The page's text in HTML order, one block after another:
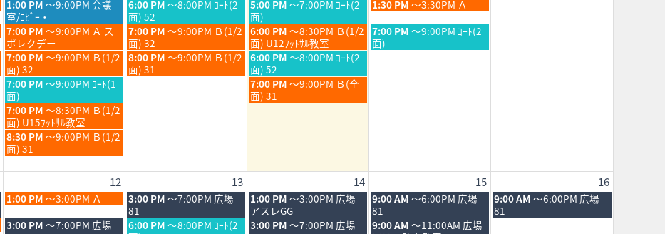
5th
2026
6th
2026
7th
2026
8th
2026
8
月
5th
2026
8
月
6th
2026
8
月
7th
2026
8
月
8th
2026
水
曜
日,
8
月
5th
2026
1:00 PM ～9:00PM 会議
室/ﾛﾋﾞｰ・
木
曜
日,
8
月
6th
2026
6:00 PM ～8:00PM ｺｰﾄ(2
面) 52
金
曜
日,
8
月
7th
2026
5:00 PM ～7:00PM ｺｰﾄ(2
面)
土
曜
日,
8
月
1:30 PM ～3:30PM Ａ
水
曜
日,
8
月
5th
2026
7:00 PM ～9:00PM Ａ ス
ポレクデー
木
曜
日,
8
月
7:00 PM ～9:00PM Ｂ(1/2
面) 32
金
曜
日,
8
月
7th
2026
6:00 PM ～8:30PM Ｂ(1/2
面) U12ﾌｯﾄｻﾙ教室
土
曜
日,
7:00 PM ～9:00PM ｺｰﾄ(2
面)
水
曜
日,
8
月
5th
2026
7:00 PM ～9:00PM Ｂ(1/2
面) 32
木
曜
日,
8:00 PM ～9:00PM Ｂ(1/2
面) 31
金
曜
日,
8
月
6:00 PM ～8:00PM ｺｰﾄ(2
面) 52
水
曜
日,
8
月
5th
2026
7:00 PM ～9:00PM ｺｰﾄ(1
面)
金
曜
日,
7:00 PM ～9:00PM Ｂ(全
面) 31
水
曜
日,
8
月
5th
7:00 PM ～8:30PM Ｂ(1/2
面) U15ﾌｯﾄｻﾙ教室
水
曜
日,
8
5th
2026
8:30 PM ～9:00PM Ｂ(1/2
面) 31
12 13 14 15 16
水
曜
日,
1:00 PM ～3:00PM Ａ
木
曜
日,
3:00 PM ～7:00PM 広場
81
金
曜
日,
1:00 PM ～3:00PM 広場
アスレGG
土
曜
日,
9:00 AM ～6:00PM 広場
81
日
曜
日,
9:00 AM ～6:00PM 広場
81
水
3:00 PM ～7:00PM 広場
木
6:00 PM ～8:00PM ｺｰﾄ(2
金
3:00 PM ～7:00PM 広場
土
9:00 AM ～11:00AM 広場